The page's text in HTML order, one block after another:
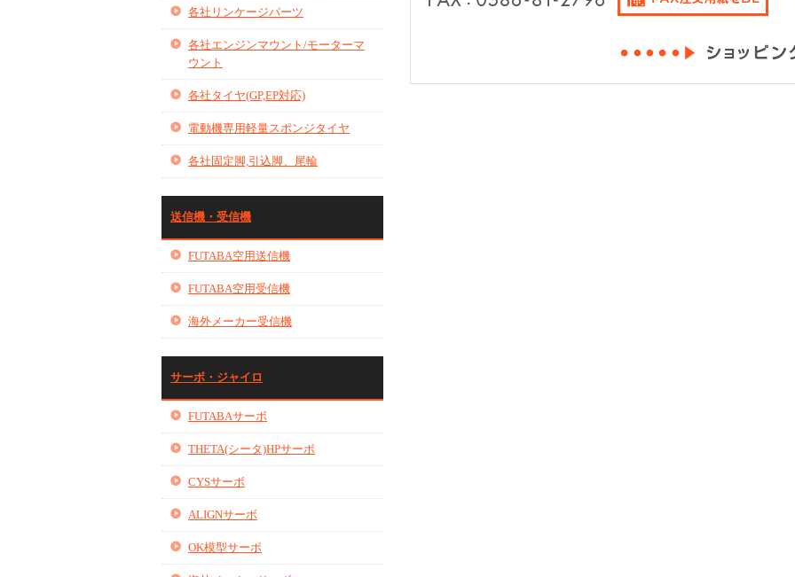
各社リンケージパーツ
各社エンジンマウント/モーターマ
ウント
各社タイヤ(GP,EP対応)
電動機専用軽量スポンジタイヤ
各社固定脚,引込脚、尾輪
送信機・受信機
FUTABA空用送信機
FUTABA空用受信機
海外メーカー受信機
サーボ・ジャイロ
FUTABAサーボ
THETA(シータ)HPサーボ
CYSサーボ
ALIGNサーボ
OK模型サーボ